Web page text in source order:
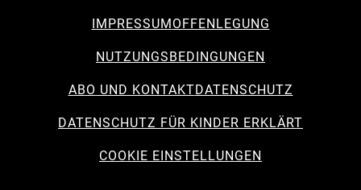
IMPRESSUM OFFENLEGUNG
NUTZUNGSBEDINGUNGEN
ABO UND KONTAKTDATENSCHUTZ
DATENSCHUTZ FÜR KINDER ERKLÄRT
COOKIE EINSTELLUNGEN